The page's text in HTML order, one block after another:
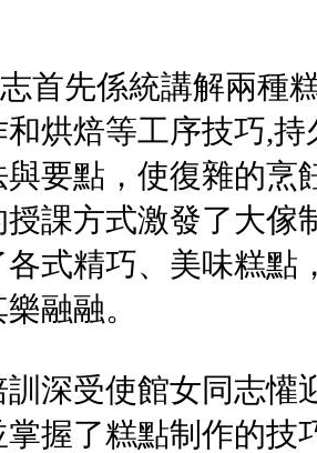
先係統講解兩種糕
烘焙等工序技巧,
要點，使復雜的烹
授課方式激發了大傢
各式精巧、美味糕點
融融。
受使館女同志懽
掌握了糕點制作的技